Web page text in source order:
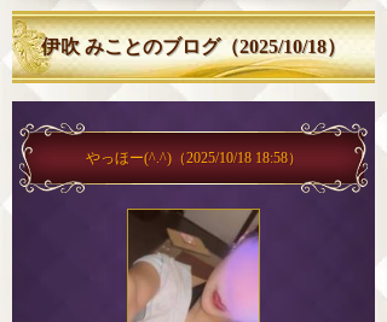
伊吹 みことのブログ（2025/10/18）
やっほー(^.^)（2025/10/18 18:58）